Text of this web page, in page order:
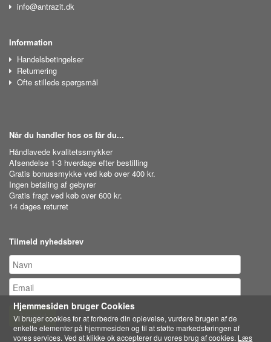
info@antrazit.dk
Information
Handelsbetingelser
Returnering
Ofte stillede spørgsmål
Når du handler hos os får du...
Håndlavede kvalitetssmykker
Afsendelse 1-3 hverdage efter bestilling
Gratis bonussmykke ved køb over 400 kr.
Ingen betaling af gebyrer
Gratis fragt ved køb over 600 kr.
14 dages returret
Tilmeld nyhedsbrev
Tilmeld
Hjemmesiden bruger Cookies
Vi bruger cookies for at forbedre din oplevelse, vurdere brugen af de
enkelte elementer på hjemmesiden og til at støtte markedsføringen af
vores services. Ved at klikke ok accepterer du vores brug af cookies. Læs